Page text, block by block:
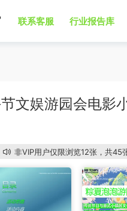
联系客服 行业报告库
文娱游园会电影
非VIP用户仅限浏览12张，共45